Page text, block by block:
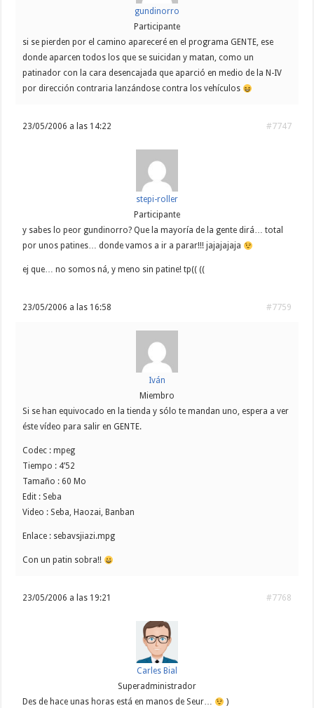
gundinorro
Participante
si se pierden por el camino apareceré en el programa GENTE, ese
donde aparcen todos los que se suicidan y matan, como un
patinador con la cara desencajada que aparció en medio de la N-IV
por dirección contraria lanzándose contra los vehículos
23/05/2006 a las 14:22 #7747
stepi-roller
Participante
y sabes lo peor gundinorro? Que la mayoría de la gente dirá… total
por unos patines… donde vamos a ir a parar!!! jajajajaja
ej que… no somos ná, y meno sin patine! tp(( ((
23/05/2006 a las 16:58 #7759
Iván
Miembro
Si se han equivocado en la tienda y sólo te mandan uno, espera a ver
éste vídeo para salir en GENTE.
Codec : mpeg
Tiempo : 4’52
Tamaño : 60 Mo
Edit : Seba
Video : Seba, Haozai, Banban
Enlace : sebavsjiazi.mpg
Con un patin sobra!!
23/05/2006 a las 19:21 #7768
Carles Bial
Superadministrador
Des de hace unas horas está en manos de Seur…
)